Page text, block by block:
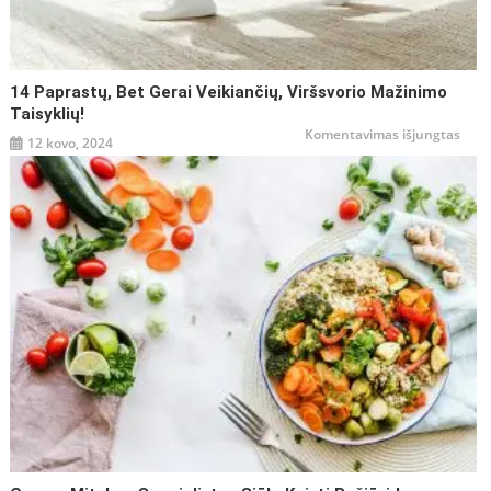
14 Paprastų, Bet Gerai Veikiančių, Viršsvorio Mažinimo
Taisyklių!
12 kovo, 2024 Komentavimas išjungtasįraše
gerai